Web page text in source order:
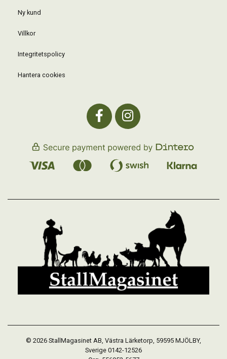
Ny kund
Villkor
Integritetspolicy
Hantera cookies
© 2026 StallMagasinet AB, Västra Lärketorp, 59595 MJÖLBY,
Sverige 0142-12526